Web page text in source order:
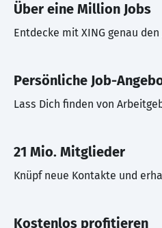
Über eine Million Jobs
Entdecke mit XING genau
Persönliche Job-
Lass Dich finden von
21 Mio. Mitglieder
Knüpf neue Kontakte und
Kostenlos profitieren